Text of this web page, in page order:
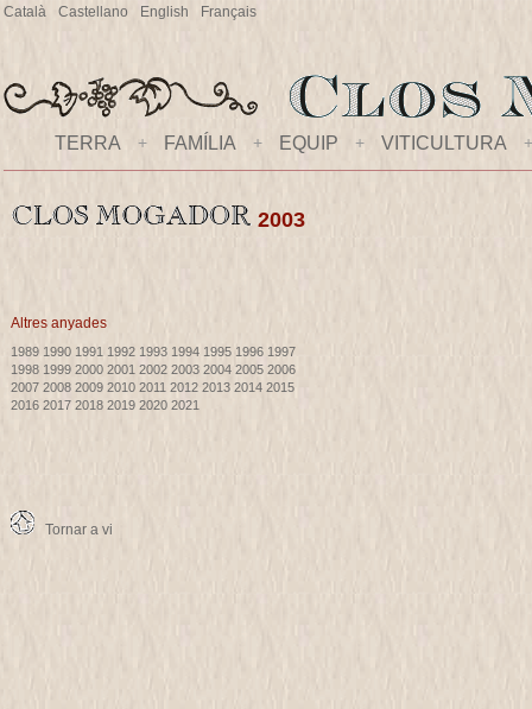
Català Castellano English Français
TERRA + FAMÍLIA + EQUIP + VITICULTURA +
2003
Altres anyades
1989 1990 1991 1992 1993 1994 1995 1996 1997
1998 1999 2000 2001 2002 2003 2004 2005 2006
2007 2008 2009 2010 2011 2012 2013 2014 2015
2016 2017 2018 2019 2020 2021
Tornar a vi